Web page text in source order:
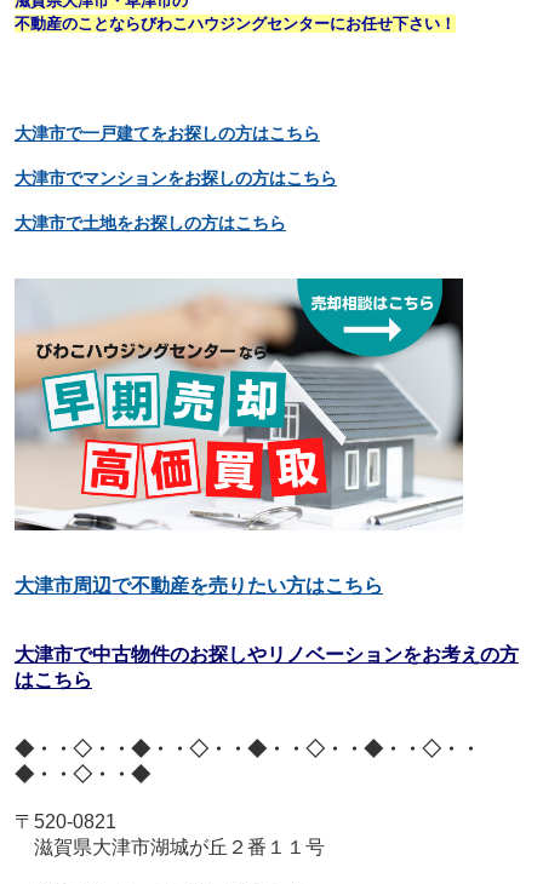
不動産のことならびわこハウジングセンターにお任せ下さい！
大津市で一戸建てをお探しの方はこちら
大津市でマンションをお探しの方はこちら
大津市で土地をお探しの方はこちら
大津市周辺で不動産を売りたい方はこちら
大津市で中古物件のお探しやリノベーションをお考えの方
はこちら
◆・・◇・・◆・・◇・・◆・・◇・・◆・・◇・・
◆・・◇・・◆
〒 520-0821
滋賀県大津市湖城が丘２番１１号